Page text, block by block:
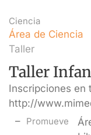
Ciencia
Área de Ciencia
Taller
Taller
Inscripciones en
http://
Promueve